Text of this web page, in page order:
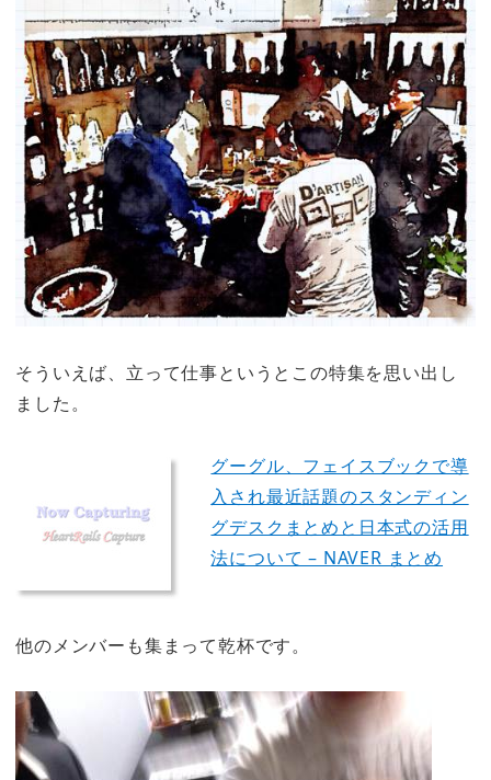
そういえば、立って仕事というとこの特集を思い出し
ました。
グーグル、フェイスブックで導
入され最近話題のスタンディン
グデスクまとめと日本式の活用
法について – NAVER まとめ
他のメンバーも集まって乾杯です。